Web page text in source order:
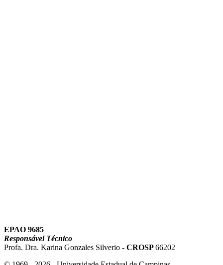
EPAO 9685
Responsável Técnico
Profa. Dra. Karina Gonzales Silverio - CROSP66202